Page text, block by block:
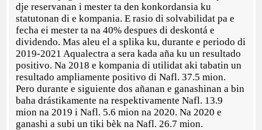
dje reservanan i mester ta den konkordansia ku
statutonan di e kompania. E rasio di solvabilidat pa e
fecha ei mester ta na 40% despues di deskontá e
dividendo. Mas aleu el a splika ku, durante e periodo di
2019-2021 Aqualectra a sera kada aña ku un resultado
positivo. Na 2018 e kompania di utilidat aki tabatin un
resultado ampliamente positivo di Nafl. 37.5 mion.
Pero durante e siguiente dos añanan e ganashinan a bin
baha drástikamente na respektivamente Nafl. 13.9
mion na 2019 i Nafl. 5.6 mion na 2020. Na 2020 e
ganashi a subi un tiki bèk na Nafl. 26.7 mion.